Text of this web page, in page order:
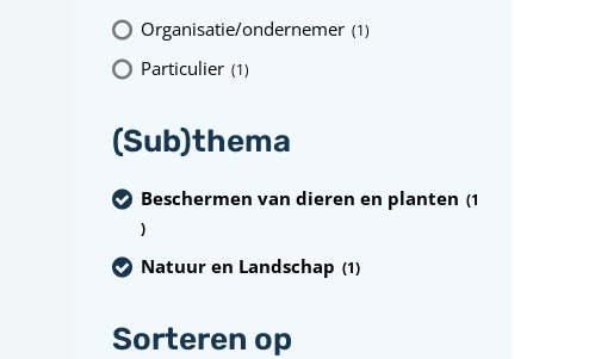
Organisatie/ondernemer (1)
Particulier (1)
(Sub)thema
Beschermen van dieren en planten (1
)
Natuur en Landschap (1)
Sorteren op